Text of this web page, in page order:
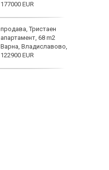
177000 EUR
продава, Тристаен
апартамент, 68 m2
Варна, Владиславово,
122900 EUR